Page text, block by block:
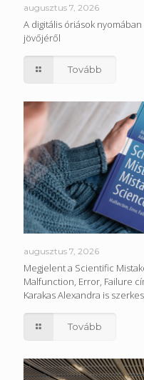
augusztus 7, 2026
A digitális óriások
jövőjéről
Tovább
augusztus 7, 2026
Megjelent a Scientific
Malfunction, Error, Failure
Karakas Alexandra is
Tovább